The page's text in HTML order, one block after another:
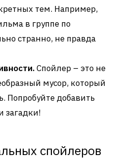
тем. Например,
в группе по
странно, не правда
Спойлер – это не
мусор, который
Попробуйте добавить
загадки!
спойлеров